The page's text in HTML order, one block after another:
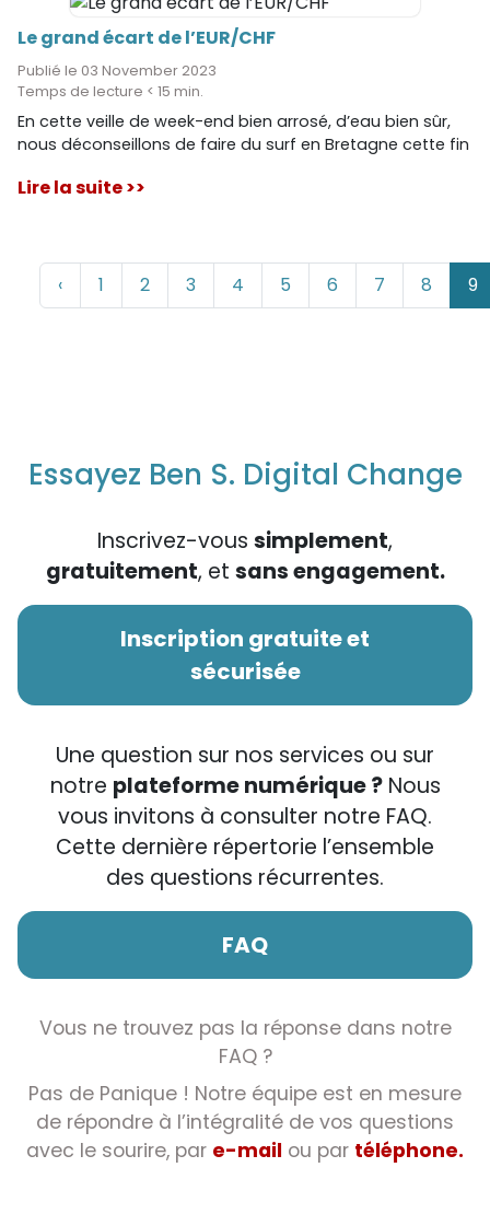
Le grand écart de l’EUR/CHF
Publié le 03 November 2023
Temps de lecture < 15 min.
En cette veille de week-end bien arrosé, d’eau bien sûr,
nous déconseillons de faire du surf en Bretagne cette fin
de change de l’EUR/CHF fera lui, plus de vagues).
Lire la suite >>
‹ 1 2 3 4 5 6 7 8 9
Essayez Ben S. Digital Change
Inscrivez-vous simplement,
gratuitement, et sans engagement.
Inscription gratuite et
sécurisée
Une question sur nos services ou sur
notre plateforme numérique ?Nous
vous invitons à consulter notre FAQ.
Cette dernière répertorie l’ensemble
des questions récurrentes.
FAQ
Vous ne trouvez pas la réponse dans notre
FAQ ?
Pas de Panique ! Notre équipe est en mesure
de répondre à l’intégralité de vos questions
avec le sourire, par e-mail ou par téléphone.